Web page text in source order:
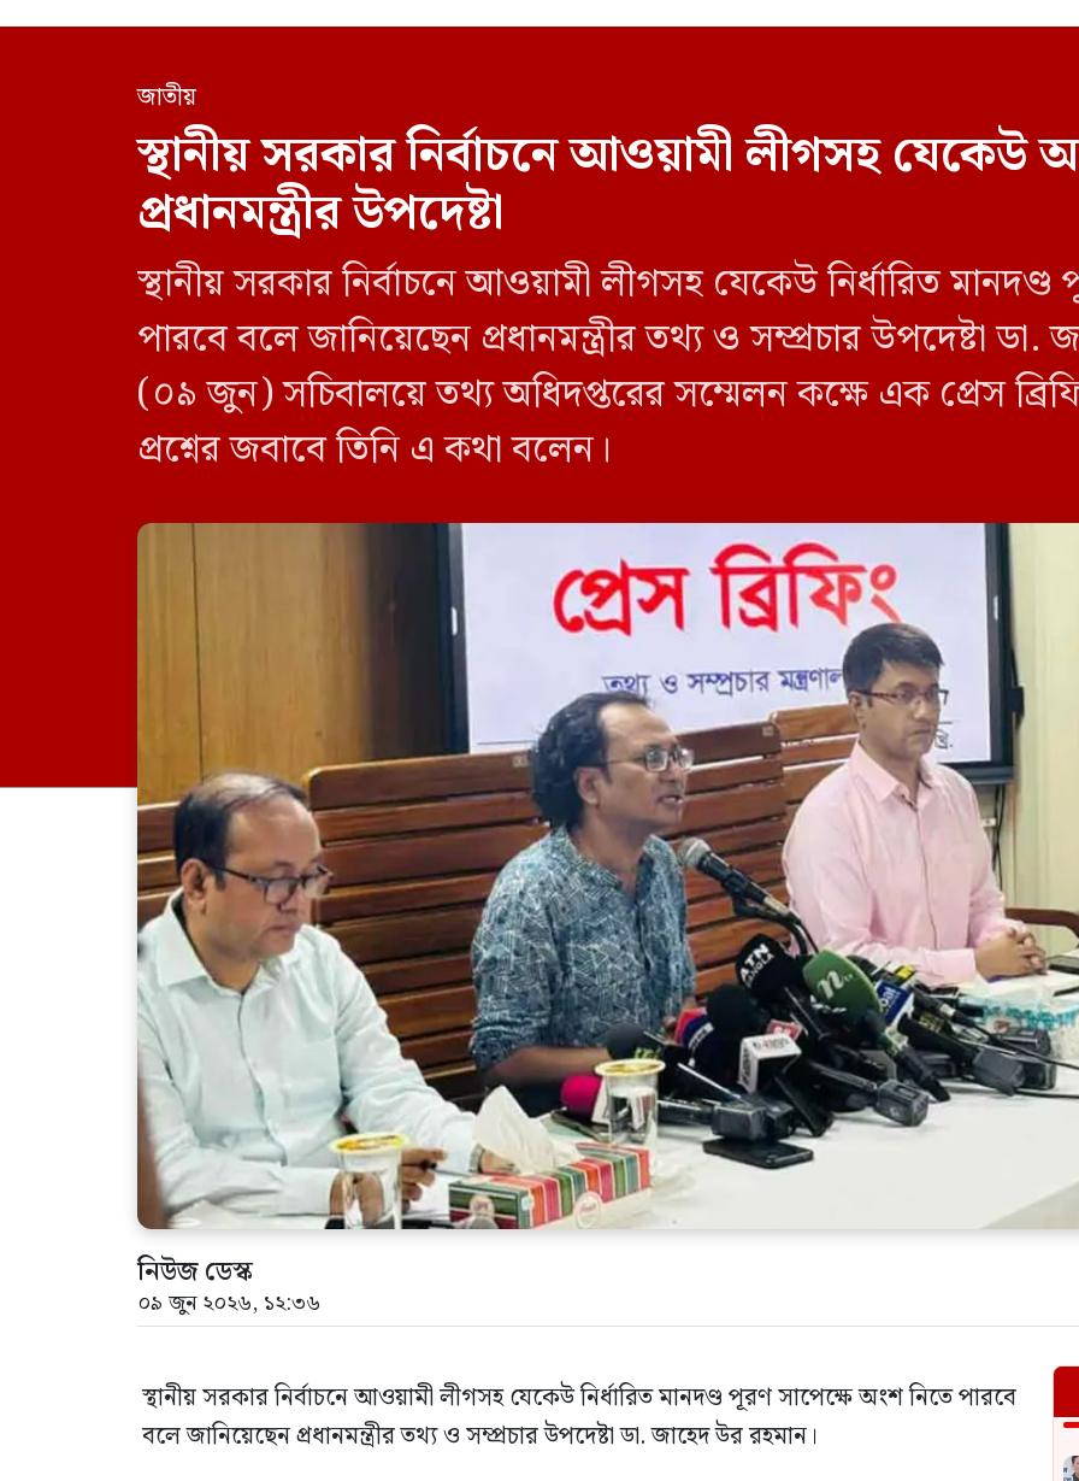
জাতীয়
স্থানীয় সরকার নির্বাচনে আওয়ামী লীগসহ যেকেউ
প্রধানমন্ত্রীর উপদেষ্টা
স্থানীয় সরকার নির্বাচনে আওয়ামী লীগসহ যেকেউ নির্ধারিত
পারবে বলে জানিয়েছেন প্রধানমন্ত্রীর তথ্য ও সম্প্রচার উপদেষ্টা
(০৯ জুন) সচিবালয়ে তথ্য অধিদপ্তরের সম্মেলন কক্ষে এক প্রেস
প্রশ্নের জবাবে তিনি এ কথা বলেন।
নিউজ ডেস্ক
০৯ জুন ২০২৬, ১২:৩৬
স্থানীয় সরকার নির্বাচনে আওয়ামী লীগসহ যেকেউ নির্ধারিত মানদণ্ড পূরণ সাপেক্ষে অংশ নিতে পারবে
বলে জানিয়েছেন প্রধানমন্ত্রীর তথ্য ও সম্প্রচার উপদেষ্টা ডা. জাহেদ উর রহমান।